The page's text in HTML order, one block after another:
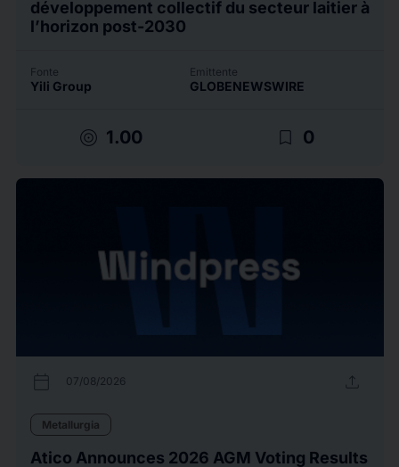
développement collectif du secteur laitier à
l’horizon post-2030
Fonte
Yili Group
Emittente
GLOBENEWSWIRE
target 1.00 bookmark_border 0
calendar_today 07/08/2026 upload
Metallurgia
Atico Announces 2026 AGM Voting Results